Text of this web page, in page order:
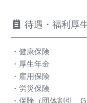
待遇・福利厚
・健康保険
・厚生年金
・雇用保険
・労災保険
・保険（団体割引